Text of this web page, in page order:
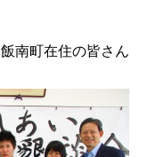
南町在住の皆さん